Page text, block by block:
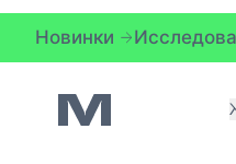
Исследовать